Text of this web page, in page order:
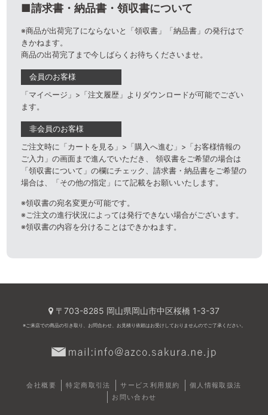
■請求書・納品書・領収書について
※商品が出荷完了にならないと「領収書」「納品書」の発行はで
きかねます。
商品の出荷完了まで今しばらくお待ちくださいませ。
会員のお客様
「マイページ」>「注文履歴」よりダウンロードが可能でござい
ます。
非会員のお客様
ご注文時に「カートを見る」>「購入へ進む」>「お客様情報の
ご入力」の画面まで進んでいただき、 領収書をご希望の場合は
「領収書について」の欄にチェック、請求書・納品書をご希望の
場合は、「その他の指定」にて記載をお願いいたします。
※領収書の宛名変更が可能です。
※ご注文の進行状況によっては発行できない場合がございます。
※領収書の内容を分けることはできかねます。
〒703-8285 岡山県岡山市中区桜橋 1-3-37
※ご来店での商品の引き取り、お問合わせ、お見積り依頼はお受けしておりませんのでご了承ください。
会社概要 特定商取引法 サービス利用規約
個人情報取扱法
お問い合わせ